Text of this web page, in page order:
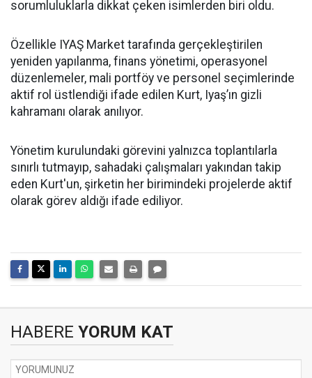
sorumluluklarla dikkat çeken isimlerden biri oldu.
Özellikle IYAŞ Market tarafında gerçekleştirilen
yeniden yapılanma, finans yönetimi, operasyonel
düzenlemeler, mali portföy ve personel seçimlerinde
aktif rol üstlendiği ifade edilen Kurt, Iyaş’ın gizli
kahramanı olarak anılıyor.
Yönetim kurulundaki görevini yalnızca toplantılarla
sınırlı tutmayıp, sahadaki çalışmaları yakından takip
eden Kurt'un, şirketin her birimindeki projelerde aktif
olarak görev aldığı ifade ediliyor.
HABERE YORUM KAT